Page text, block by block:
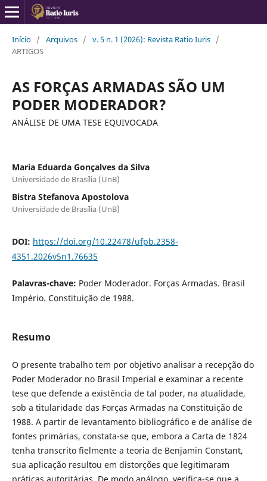
Início / Arquivos / v. 5 n. 1 (2026): Revista Ratio Iuris /
ARTIGOS
AS FORÇAS ARMADAS SÃO UM
PODER MODERADOR?
ANÁLISE DE UMA TESE EQUIVOCADA
Maria Eduarda Gonçalves da Silva
Universidade de Brasília (UnB)
Bistra Stefanova Apostolova
Universidade de Brasília (UnB)
DOI: https://doi.org/10.22478/ufpb.2358-
4351.2026v5n1.76635
Palavras-chave: Poder Moderador. Forças Armadas. Brasil
Império. Constituição de 1988.
Resumo
O presente trabalho tem por objetivo analisar a recepção do
Poder Moderador no Brasil Imperial e examinar a recente
tese que defende a existência de tal poder, na atualidade,
sob a titularidade das Forças Armadas na Constituição de
1988. A partir de levantamento bibliográfico e de análise de
fontes primárias, constata-se que, embora a Carta de 1824
tenha transcrito fielmente a teoria de Benjamin Constant,
sua aplicação resultou em distorções que legitimaram